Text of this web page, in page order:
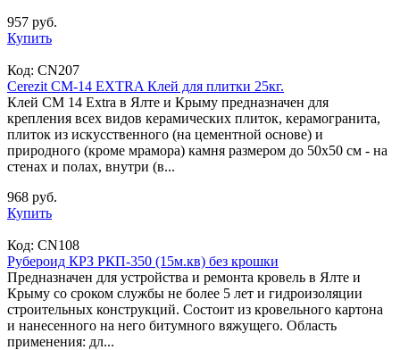
957 руб.
Купить
Код: CN207
Cerezit CM-14 EXTRA Клей для плитки 25кг.
Клей CM 14 Extra в Ялте и Крыму предназначен для
крепления всех видов керамических плиток, керамогранита,
плиток из искусствен­ного (на цементной основе) и
природного (кроме мрамора) камня размером до 50х50 см - на
стенах и полах, внутри (в...
968 руб.
Купить
Код: CN108
Рубероид КРЗ РКП-350 (15м.кв) без крошки
Предназначен для устройства и ремонта кровель в Ялте и
Крыму со сроком службы не более 5 лет и гидроизоляции
строительных конструкций. Состоит из кровельного картона
и нанесенного на него битумного вяжущего. Область
применения: дл...